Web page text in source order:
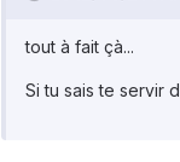
tout à fait çà...
Si tu sais te servir